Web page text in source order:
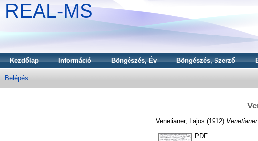
REAL-MS
Kezdőlap Információ Böngészés, Év Böngészés, Szerző
Belépés
Venetianer, Lajos (1912)
PDF